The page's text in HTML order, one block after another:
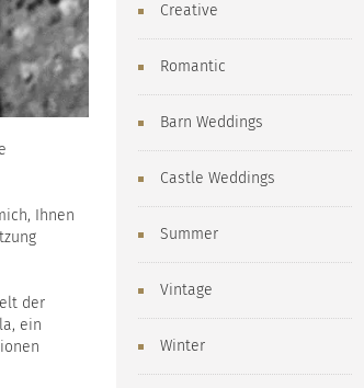
Ihnen
der
ein
Creative
Romantic
Barn Weddings
Castle Weddings
Summer
Vintage
Winter